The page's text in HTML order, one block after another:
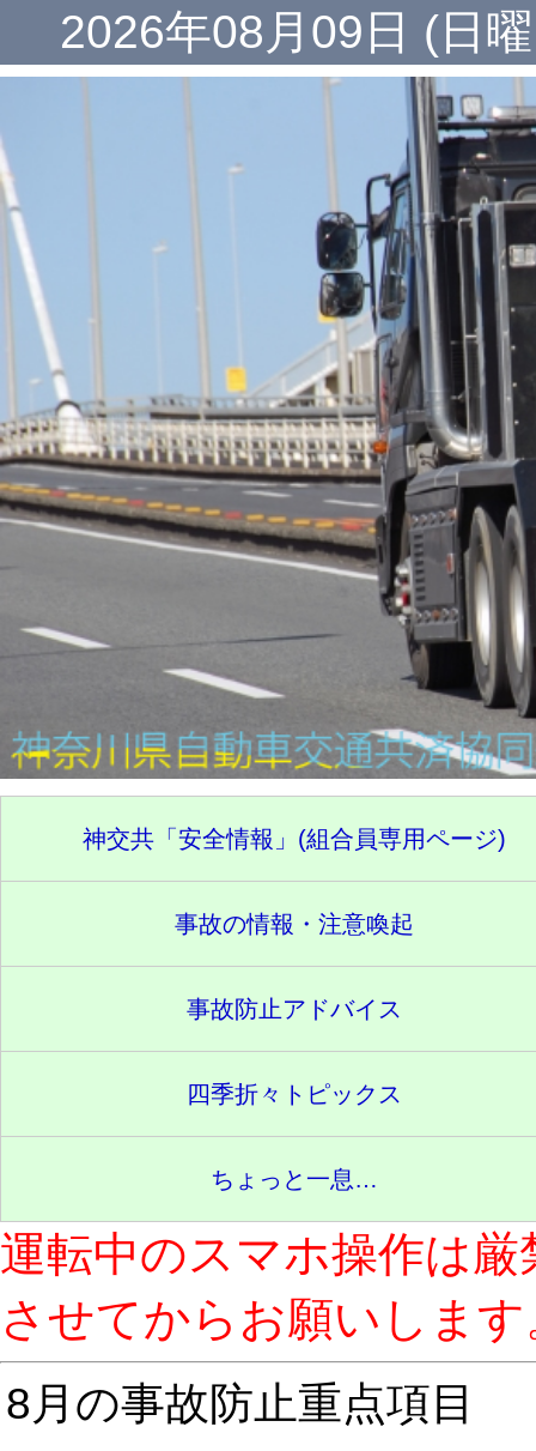
2026年08月09日 (日
神交共「安全情報」(組合員専用ページ)
事故の情報・注意喚起
事故防止アドバイス
四季折々トピックス
ちょっと一息…
運転中のスマホ操作は
させてからお願いします
8月の事故防止重点項目